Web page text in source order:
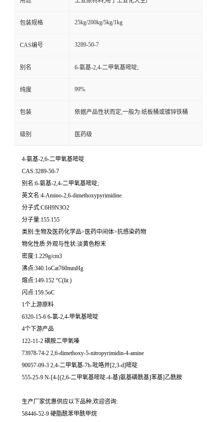
包装规格 25kg/200kg/5kg/1kg
CAS编号 3289-50-7
别名 6-氨基-2,4-二甲氧基嘧啶;
纯度 99%
包装 依据产品性状而定,一般为:纸板桶或镀锌铁桶
级别 医药级
4-氨基-2,6-二甲氧基嘧啶
CAS:3289-50-7
别名:6-氨基-2,4-二甲氧基嘧啶;
英文名:4-Amino-2,6-dimethoxypyrimidine
分子式:C6H9N3O2
分子量:155.155
类别:生物及医药化学品>医药中间体>抗感染药物
物化性质:外观与性状:淡黄色粉末
密度:1.229g/cm3
沸点:340.1oCat760mmHg
熔点:149-152 °C(lit.)
闪点:159.5oC
1个上游原料
6320-15-6 6-氯-2,4-甲氧基嘧啶
4个下游产品
122-11-2 磺胺二甲氧嗪
73978-74-2 2,6-dimethoxy-5-nitropyrimidin-4-amine
90057-09-3 2,4-二甲氧基-7h-吡咯并[2,3-d]嘧啶
555-25-9 N-[4-[(2,6-二甲氧基嘧啶-4-基)氨基磺酰基]苯基]乙酰胺
生产厂家优惠供应以下品种,欢迎咨询:
58446-52-9 硬脂酰苯甲酰甲烷